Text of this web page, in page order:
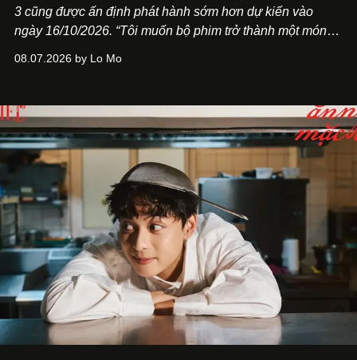
3 cũng được ấn định phát hành sớm hơn dự kiến vào
ngày 16/10/2026. “Tôi muốn bộ phim trở thành một món
Việt Nam”, NSX Will Vũ cho biết.
08.07.2026 by Lo Mo